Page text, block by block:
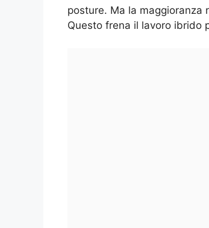
posture. Ma la maggioranza
Questo frena il lavoro ibrido